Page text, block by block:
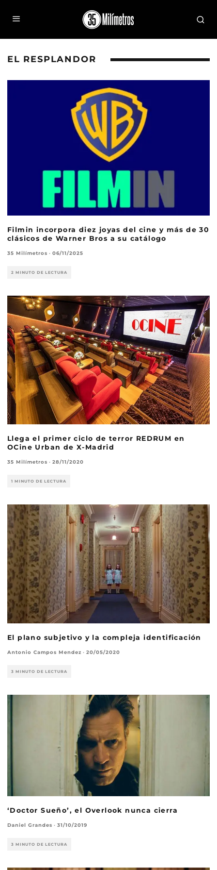
EL RESPLANDOR
Filmin incorpora diez joyas del cine y más de 30
clásicos de Warner Bros a su catálogo
35 Milímetros · 06/11/2025
2 MINUTO DE LECTURA
Llega el primer ciclo de terror REDRUM en
OCine Urban de X-Madrid
35 Milímetros · 28/11/2020
1 MINUTO DE LECTURA
El plano subjetivo y la compleja identificación
Antonio Campos Mendez · 20/05/2020
3 MINUTO DE LECTURA
‘Doctor Sueño’, el Overlook nunca cierra
Daniel Grandes · 31/10/2019
3 MINUTO DE LECTURA